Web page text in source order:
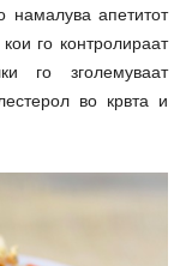
намалува апетитот
го контролираат
го зголемуваат
во крвта и